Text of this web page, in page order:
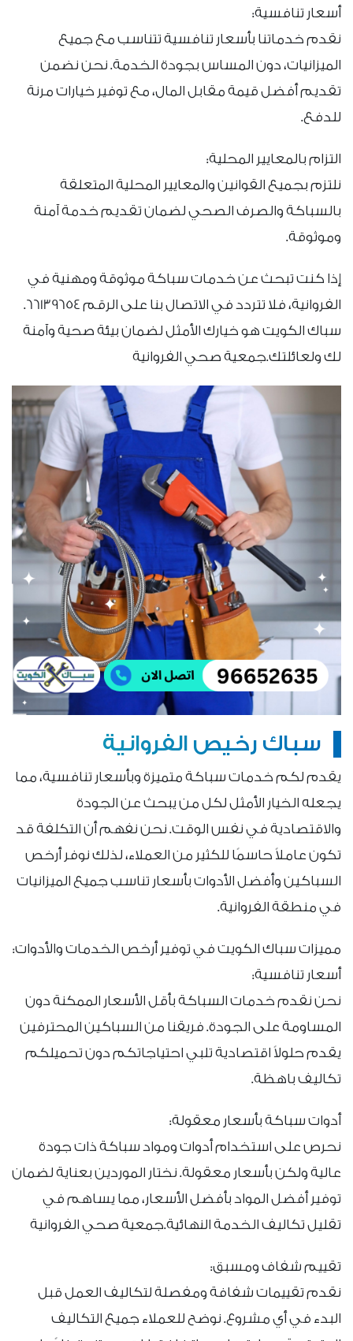
أسعار تنافسية:
نقدم خدماتنا بأسعار تنافسية تتناسب مع جميع
الميزانيات، دون المساس بجودة الخدمة. نحن نضمن
تقديم أفضل قيمة مقابل المال، مع توفير خيارات مرنة
للدفع.
التزام بالمعايير المحلية:
نلتزم بجميع القوانين والمعايير المحلية المتعلقة
بالسباكة والصرف الصحي لضمان تقديم خدمة آمنة
وموثوقة.
إذا كنت تبحث عن خدمات سباكة موثوقة ومهنية في
الفروانية، فلا تتردد في الاتصال بنا على الرقم 66139654.
سباك الكويت هو خيارك الأمثل لضمان بيئة صحية وآمنة
لك ولعائلتك.جمعية صحي الفروانية
سباك رخيص الفروانية
يقدم لكم خدمات سباكة متميزة وبأسعار تنافسية، مما
يجعله الخيار الأمثل لكل من يبحث عن الجودة
والاقتصادية في نفس الوقت. نحن نفهم أن التكلفة قد
تكون عاملاً حاسمًا للكثير من العملاء، لذلك نوفر أرخص
السباكين وأفضل الأدوات بأسعار تناسب جميع الميزانيات
في منطقة الفروانية.
مميزات سباك الكويت في توفير أرخص الخدمات والأدوات:
أسعار تنافسية:
نحن نقدم خدمات السباكة بأقل الأسعار الممكنة دون
المساومة على الجودة. فريقنا من السباكين المحترفين
يقدم حلولاً اقتصادية تلبي احتياجاتكم دون تحميلكم
تكاليف باهظة.
أدوات سباكة بأسعار معقولة:
نحرص على استخدام أدوات ومواد سباكة ذات جودة
عالية ولكن بأسعار معقولة. نختار الموردين بعناية لضمان
توفير أفضل المواد بأفضل الأسعار، مما يساهم في
تقليل تكاليف الخدمة النهائية.جمعية صحي الفروانية
تقييم شفاف ومسبق:
نقدم تقييمات شفافة ومفصلة لتكاليف العمل قبل
البدء في أي مشروع. نوضح للعملاء جميع التكاليف